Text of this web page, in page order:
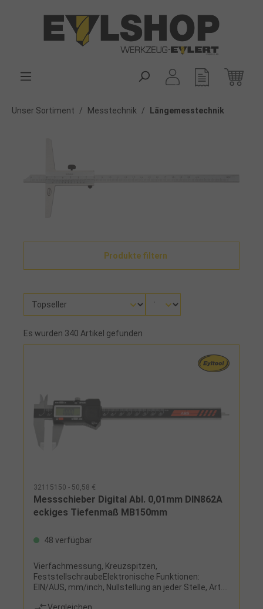
Unser Sortiment / Messtechnik / Längemesstechnik
Produkte filtern
Es wurden 340 Artikel gefunden
32115150 - 50,58 €
Messschieber Digital Abl. 0,01mm DIN862A
eckiges Tiefenmaß MB150mm
48 verfügbar
Vierfachmessung, Kreuzspitzen,
FeststellschraubeElektronische Funktionen:
EIN/AUS, mm/inch, Nullstellung an jeder Stelle, Art.-
Vergleichen